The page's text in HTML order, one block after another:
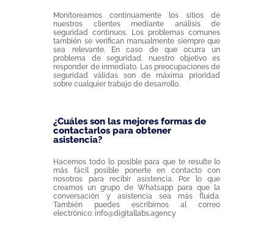
Monitoreamos continuamente los sitios de
nuestros clientes mediante análisis de
seguridad continuos. Los problemas comunes
también se verifican manualmente siempre que
sea relevante. En caso de que ocurra un
problema de seguridad, nuestro objetivo es
responder de inmediato. Las preocupaciones de
seguridad válidas son de máxima prioridad
sobre cualquier trabajo de desarrollo.
¿Cuáles son las mejores formas de
contactarlos para obtener
asistencia?
Hacemos todo lo posible para que te resulte lo
más fácil posible ponerte en contacto con
nosotros para recibir asistencia. Por lo que
creamos un grupo de Whatsapp para que la
conversación y asistencia sea más fluida.
También puedes escribirnos al correo
electrónico: info@digitallabs.agency